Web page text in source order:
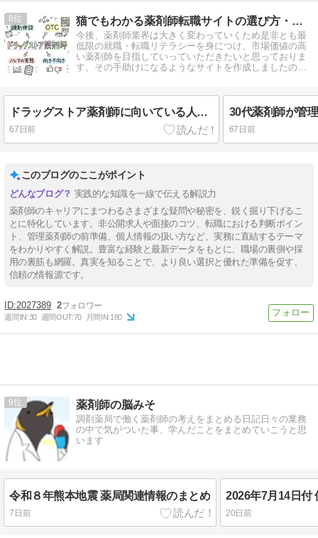
8 猫でもわかる薬剤師転職サイトの選び方・考え方
今後、薬剤師業界は大きく変わっていくため是非とも最
低限の就職・転職リテラシーを身につけ、市場価値の高
い薬剤師を目指していっていただきたいと思っておりま
す。その手助けになるようなサイトを作成しましたので
ドラッグストア薬剤師に向いている人・向いていない人｜OTC・調剤併設・ノルマの実態
67日前 67日前
このブログのここがポイント
実践的な知識を一線で伝える解説力
薬剤師のキャリアにまつわるさまざまな疑問や秘密を、鋭く掘り下げるこ
とに特化しています。非公開求人や面接のコツ、転職における判断ポイン
ト、管理薬剤師の前準備、個人情報の扱い方など、実務に直結するテーマ
をわかりやすく解説。豊富な経験と最新データをもとに、職場の裏側や採
用の裏筋も網羅。真実を知ることで、より良い選択と優れた準備を促す、
信頼の情報源です。
2027389 2
週間IN:30 週間OUT:70 月間IN:180
9 薬剤師の脳みそ
調剤薬局で働く薬剤師の考えをまとめる日記日々の業務
の中で気がついた事、学んだことをまとめていこうと思
います
令和８年熊本地震 薬局関連情報のまとめ
7日前 20日前